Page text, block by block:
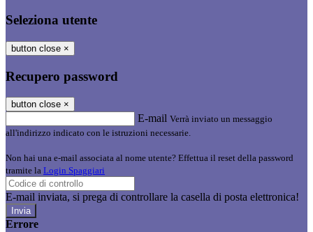
Seleziona utente
button close ×
Recupero password
button close ×
E-mail Verrà inviato un messaggio
all'indirizzo indicato con le istruzioni necessarie.
Non hai una e-mail associata al nome utente? Effettua il reset della password
tramite la Login Spaggiari
E-mail inviata, si prega di controllare la casella di posta elettronica!
Errore